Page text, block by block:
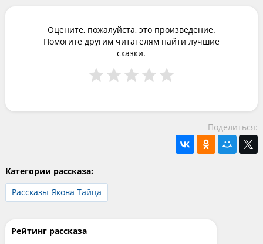
Оцените, пожалуйста, это произведение.
Помогите другим читателям найти лучшие
сказки.
Поделиться:
Категории рассказа:
Рассказы Якова Тайца
Рейтинг рассказа